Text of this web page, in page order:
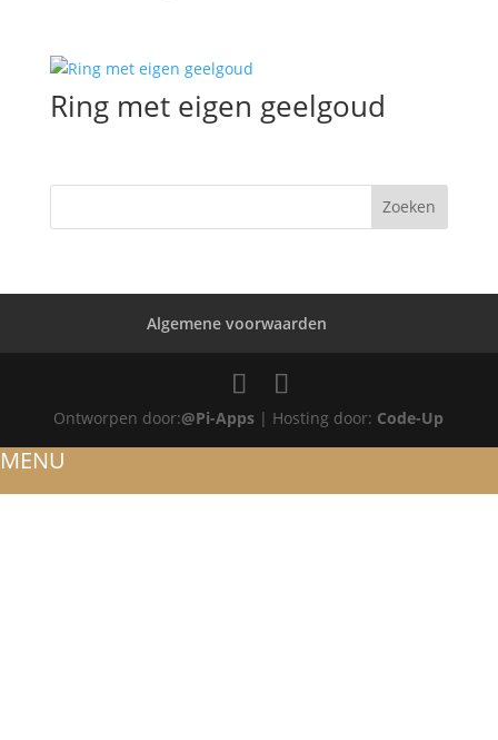
Ring met eigen geelgoud
Algemene voorwaarden
Ontworpen door:@Pi-Apps | Hosting door: Code-Up
MENU